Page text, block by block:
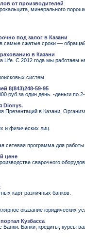
от производителей
минерального
под залог в Казани
в самые сжатые сроки —
в Казани
Life. С 2012 года мы
систем
8(843)248-59-95
руб.за один день. -деньги по
Dionys.
Презентаций в Казани,
и физических лиц.
сетевая программа для
цене
сварочного
карт различных банков.
оказание юридических
Кузбасса
Банки. Банки, кредиты, курсы